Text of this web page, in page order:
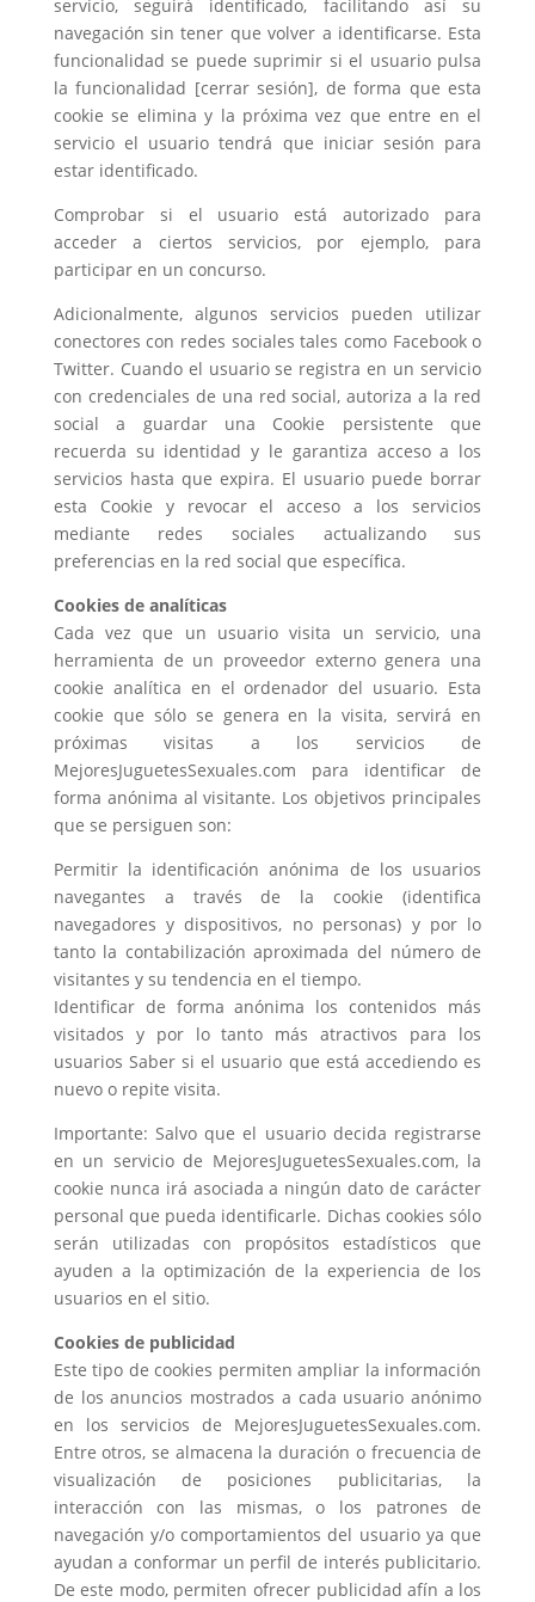
servicio, seguirá identificado, facilitando así su
navegación sin tener que volver a identificarse. Esta
funcionalidad se puede suprimir si el usuario pulsa
la funcionalidad [cerrar sesión], de forma que esta
cookie se elimina y la próxima vez que entre en el
servicio el usuario tendrá que iniciar sesión para
estar identificado.
Comprobar si el usuario está autorizado para
acceder a ciertos servicios, por ejemplo, para
participar en un concurso.
Adicionalmente, algunos servicios pueden utilizar
conectores con redes sociales tales como Facebook o
Twitter. Cuando el usuario se registra en un servicio
con credenciales de una red social, autoriza a la red
social a guardar una Cookie persistente que
recuerda su identidad y le garantiza acceso a los
servicios hasta que expira. El usuario puede borrar
esta Cookie y revocar el acceso a los servicios
mediante redes sociales actualizando sus
preferencias en la red social que específica.
Cookies de analíticas
Cada vez que un usuario visita un servicio, una
herramienta de un proveedor externo genera una
cookie analítica en el ordenador del usuario. Esta
cookie que sólo se genera en la visita, servirá en
próximas visitas a los servicios de
MejoresJuguetesSexuales.com para identificar de
forma anónima al visitante. Los objetivos principales
que se persiguen son:
Permitir la identificación anónima de los usuarios
navegantes a través de la cookie (identifica
navegadores y dispositivos, no personas) y por lo
tanto la contabilización aproximada del número de
visitantes y su tendencia en el tiempo.
Identificar de forma anónima los contenidos más
visitados y por lo tanto más atractivos para los
usuarios Saber si el usuario que está accediendo es
nuevo o repite visita.
Importante: Salvo que el usuario decida registrarse
en un servicio de MejoresJuguetesSexuales.com, la
cookie nunca irá asociada a ningún dato de carácter
personal que pueda identificarle. Dichas cookies sólo
serán utilizadas con propósitos estadísticos que
ayuden a la optimización de la experiencia de los
usuarios en el sitio.
Cookies de publicidad
Este tipo de cookies permiten ampliar la información
de los anuncios mostrados a cada usuario anónimo
en los servicios de MejoresJuguetesSexuales.com.
Entre otros, se almacena la duración o frecuencia de
visualización de posiciones publicitarias, la
interacción con las mismas, o los patrones de
navegación y/o comportamientos del usuario ya que
ayudan a conformar un perfil de interés publicitario.
De este modo, permiten ofrecer publicidad afín a los